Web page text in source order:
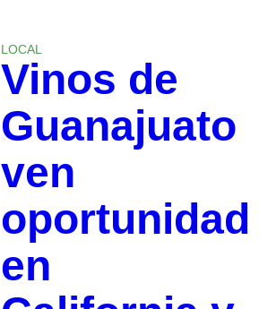
LOCAL
Vinos de
Guanajuato
ven
oportunidad
en